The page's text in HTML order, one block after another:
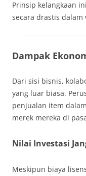
Prinsip kelangkaan
secara drastis dalam
Dampak
Dari sisi bisnis,
yang luar biasa.
penjualan item
merek mereka di
Nilai Investasi
Meskipun biaya